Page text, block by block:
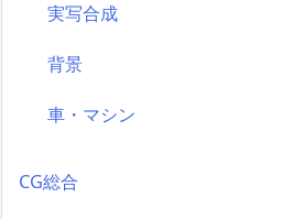
実写合成
背景
車・マシン
CG総合